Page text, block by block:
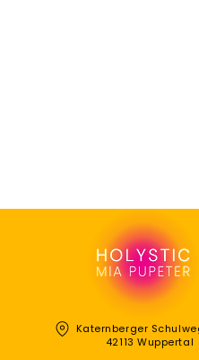
Katernberger
42113 Wuppertal